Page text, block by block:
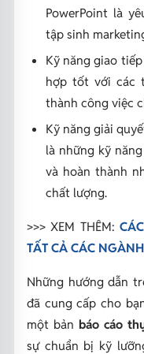
PowerPoint là
tập sinh
Kỹ năng giao
hợp tốt với các
thành công việc
Kỹ năng giải
là những kỹ
và hoàn thành
chất lượng.
>>> XEM THÊM:
TẤT CẢ CÁC
Những hướng dẫn
đã cung cấp cho
một bản báo cáo
sự chuẩn bị kỹ